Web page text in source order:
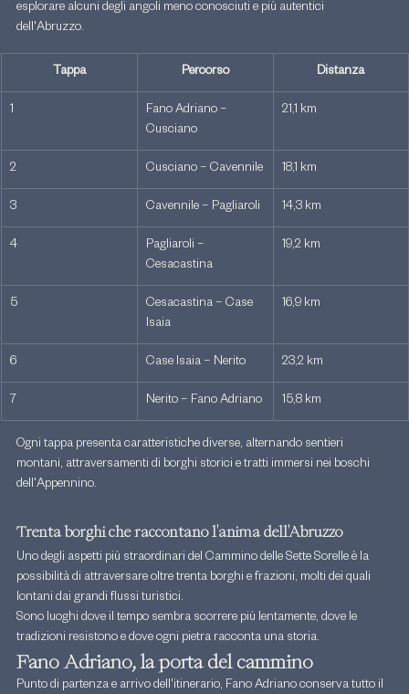
esplorare alcuni degli angoli meno conosciuti e più autentici
dell'Abruzzo.
Tappa Percorso Distanza
1
Fano Adriano –
Cusciano
21,1 km
2 Cusciano – Cavennile 18,1 km
3 Cavennile – Pagliaroli 14,3 km
4
Pagliaroli –
Cesacastina
19,2 km
5
Cesacastina – Case
Isaia
16,9 km
6 Case Isaia – Nerito 23,2 km
7 Nerito – Fano Adriano 15,8 km
Ogni tappa presenta caratteristiche diverse, alternando sentieri
montani, attraversamenti di borghi storici e tratti immersi nei boschi
dell'Appennino.
Trenta borghi che raccontano l'anima dell'Abruzzo
Uno degli aspetti più straordinari del Cammino delle Sette Sorelle è la
possibilità di attraversare oltre trenta borghi e frazioni, molti dei quali
lontani dai grandi flussi turistici.
Sono luoghi dove il tempo sembra scorrere più lentamente, dove le
tradizioni resistono e dove ogni pietra racconta una storia.
Fano Adriano, la porta del cammino
Punto di partenza e arrivo dell'itinerario, Fano Adriano conserva tutto il